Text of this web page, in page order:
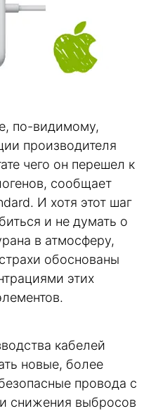
по-видимому,
производителя
чего он перешел к
сообщает
И хотя этот шаг
и не думать о
в атмосферу,
обоснованы
этих
кабелей
новые, более
провода с
снижения выбросов